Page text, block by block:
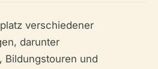
verschiedener
darunter
Bildungstouren und